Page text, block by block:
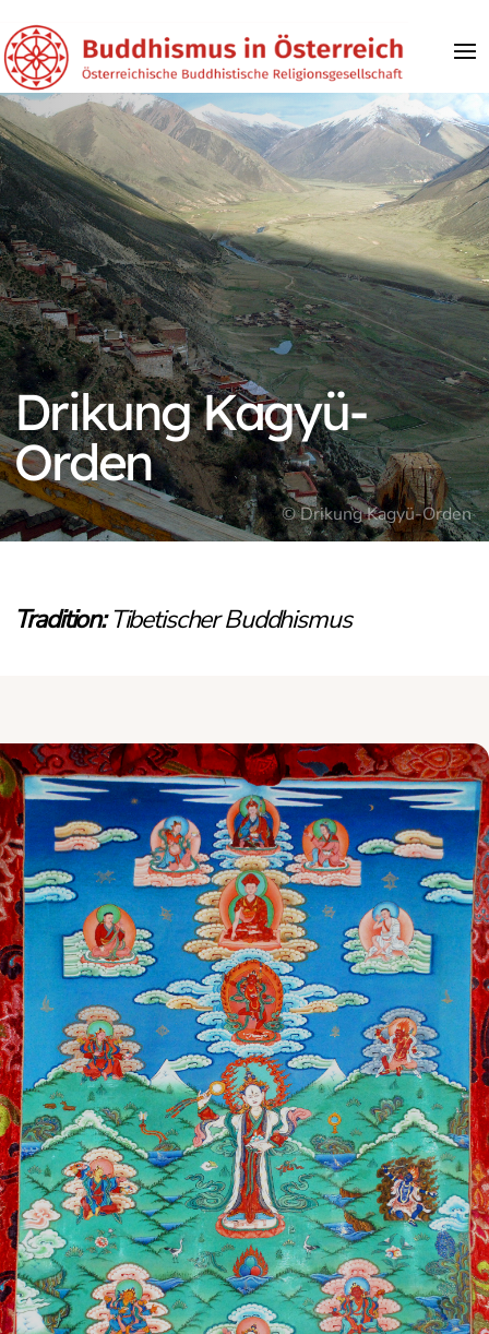
Drikung Kagyü-
Orden
© Drikung Kagyü-Orden
Tradition:Tibetischer Buddhismus